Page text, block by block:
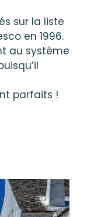
sur la liste
en 1996.
au système
parfaits !